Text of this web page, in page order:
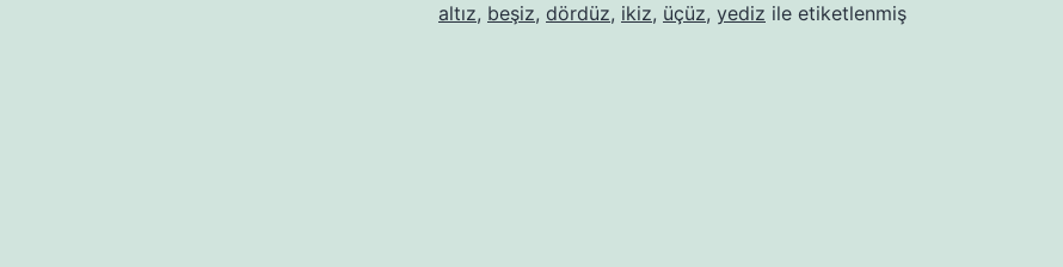
altız, beşiz, dördüz, ikiz, üçüz, yediz ile etiketlenmiş